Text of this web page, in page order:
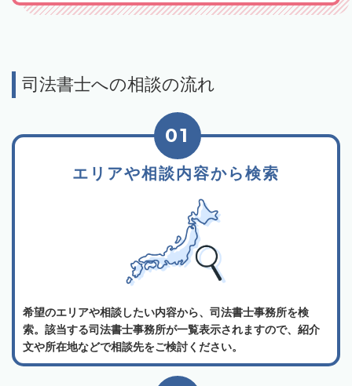
司法書士への相談の流れ
エリアや相談内容から検索
01
希望のエリアや相談したい内容から、司法書士事務所を検
索。該当する司法書士事務所が一覧表示されますので、紹介
文や所在地などで相談先をご検討ください。